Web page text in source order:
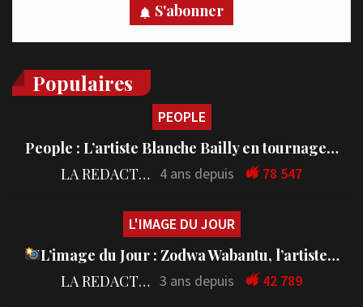
S'abonner
Populaires
PEOPLE
People : L’artiste Blanche Bailly en tournage…
LA REDACTION 4 ans depuis 78 547
L'IMAGE DU JOUR
L’image du Jour : Zodwa Wabantu, l’artiste…
LA REDACTION 3 ans depuis 42 789